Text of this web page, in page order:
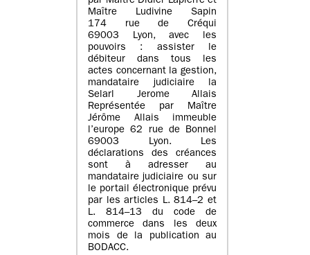
Maître Ludivine Sapin
174 rue de Créqui
69003 Lyon, avec les
pouvoirs : assister le
débiteur dans tous les
actes concernant la gestion,
mandataire judiciaire la
Selarl Jerome Allais
Représentée par Maître
Jérôme Allais immeuble
l’europe 62 rue de Bonnel
69003 Lyon. Les
déclarations des créances
sont à adresser au
mandataire judiciaire ou sur
le portail électronique prévu
par les articles L. 814–2 et
L. 814–13 du code de
commerce dans les deux
mois de la publication au
BODACC.